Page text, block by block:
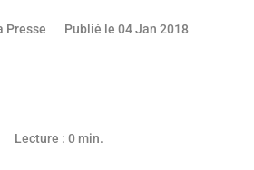
Presse Publié le 04 Jan 201808 juillet
Lecture : 0 min.